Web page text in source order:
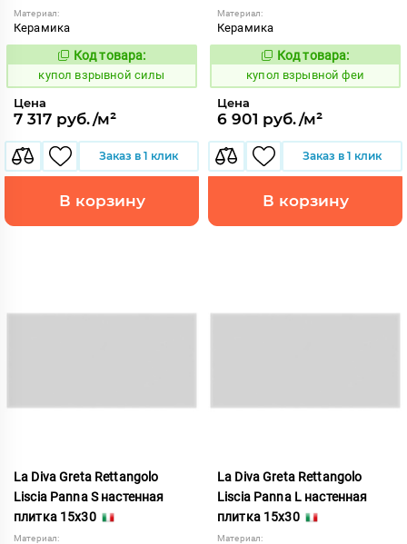
Материал:
Керамика
845588
Код товара:
купол взрывной силы
Цена
7 317 руб./м²
Заказ в 1 клик
В корзину
Материал:
Керамика
845613
Код товара:
купол взрывной феи
Цена
6 901 руб./м²
Заказ в 1 клик
В корзину
La Diva Greta Rettangolo
Liscia Panna S настенная
плитка 15x30
Материал:
La Diva Greta Rettangolo
Liscia Panna L настенная
плитка 15x30
Материал: